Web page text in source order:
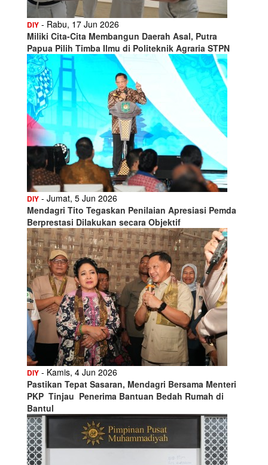
DIY - Rabu, 17 Jun 2026
Miliki Cita-Cita Membangun Daerah Asal, Putra
Papua Pilih Timba Ilmu di Politeknik Agraria STPN
DIY - Jumat, 5 Jun 2026
Mendagri Tito Tegaskan Penilaian Apresiasi Pemda
Berprestasi Dilakukan secara Objektif
DIY - Kamis, 4 Jun 2026
Pastikan Tepat Sasaran, Mendagri Bersama Menteri
PKP Tinjau Penerima Bantuan Bedah Rumah di
Bantul